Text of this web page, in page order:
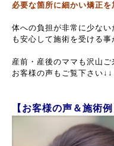
必要な箇所に細かい矯正
体への負担が非常に少な
も安心して施術を受ける事
産前・産後のママも沢山
お客様の声もご覧下さい↓↓
【 お客様の声＆施術例